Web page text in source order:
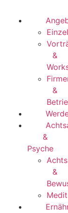
&
&
&
Psyche
&